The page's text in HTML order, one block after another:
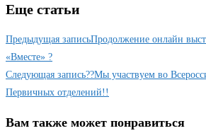
Еще статьи
Предыдущая записьПродолжение онлайн
«Вместе» ?
Следующая запись??Мы участвуем во
Первичных отделений!!
Вам также может понравиться